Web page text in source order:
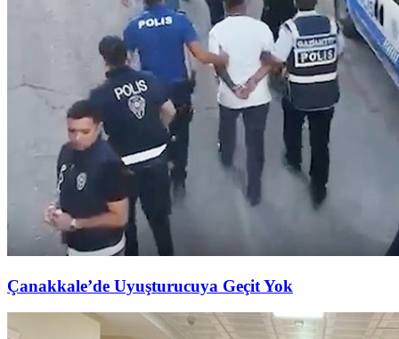
Çanakkale’de Uyuşturucuya Geçit Yok